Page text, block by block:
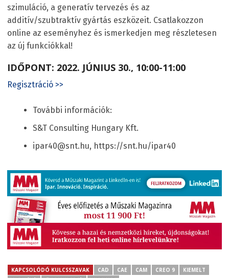
szimuláció, a generatív tervezés és az
additív/szubtraktív gyártás eszközeit. Csatlakozzon
online az eseményhez és ismerkedjen meg részletesen
az új funkciókkal!
IDŐPONT: 2022. JÚNIUS 30., 10:00-11:00
Regisztráció >>
További információk:
S&T Consulting Hungary Kft.
ipar40@snt.hu, https://snt.hu/ipar40
KAPCSOLÓDÓ KULCSSZAVAK CAD CAE CAM CREO 9
KIEMELT